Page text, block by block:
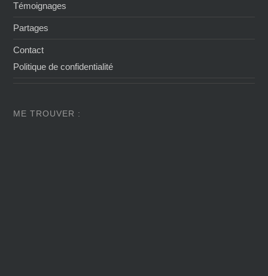
Témoignages
Partages
Contact
Politique de confidentialité
ME TROUVER :